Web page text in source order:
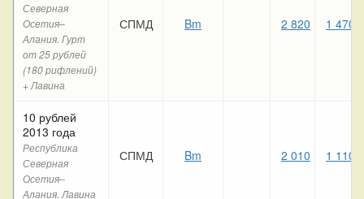
Северная
Осетия–
Алания. Гурт
от 25 рублей
(180 рифлений)
+ Лавина
СПМД Bm 2 820 1 470
10 рублей
2013 года
Республика
Северная
Осетия–
Алания. Лавина
СПМД Bm 2 010 1 110